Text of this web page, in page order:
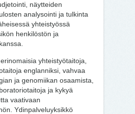
näytteiden
analysointi ja tulkinta
yhteistyössä
henkilöstön ja
yhteistyötaitoja,
englanniksi, vahvaa
ja genomiikan osaamista,
ja kykyä
vaativaan
Ydinpalveluyksikkö